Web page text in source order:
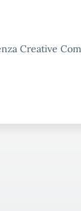
Creative